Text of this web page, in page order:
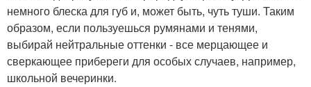
немного блеска для губ и, может быть, чуть туши. Таким
образом, если пользуешься румянами и тенями,
выбирай нейтральные оттенки - все мерцающее и
сверкающее прибереги для особых случаев, например,
школьной вечеринки.